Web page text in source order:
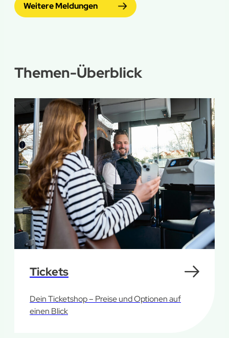
Weitere Meldungen
Themen-Überblick
Tickets
Dein Ticketshop – Preise und Optionen auf
einen Blick